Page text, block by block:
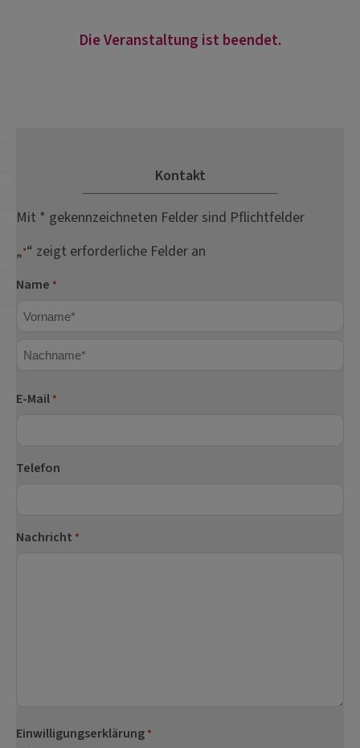
Die Veranstaltung ist beendet.
Kontakt
Mit * gekennzeichneten Felder sind Pflichtfelder
„*“ zeigt erforderliche Felder an
Name *
E-Mail *
Telefon
Nachricht *
Einwilligungserklärung *